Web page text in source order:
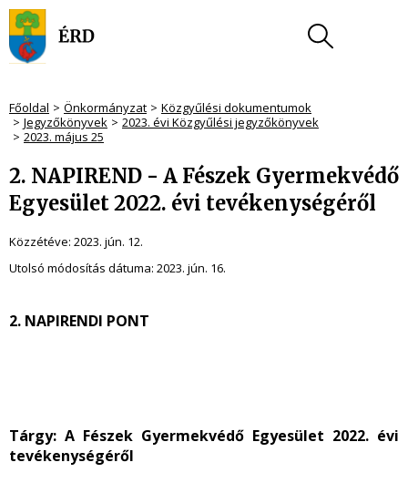
Főoldal Önkormányzat
Közgyűlési dokumentumok
Jegyzőkönyvek
2023. évi Közgyűlési jegyzőkönyvek
2023. május 25
2. NAPIREND - A Fészek Gyermekvédő
Egyesület 2022. évi tevékenységéről
Közzétéve: 2023. jún. 12.
Utolsó módosítás dátuma: 2023. jún. 16.
2. NAPIRENDI PONT
Tárgy: A Fészek Gyermekvédő Egyesület 2022. évi
tevékenységéről